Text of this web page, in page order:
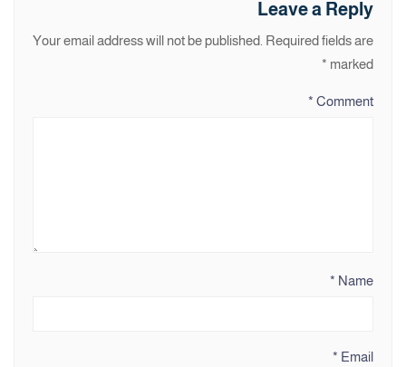
Leave a Reply
Your email address will not be published. Required fields are
marked
*
Comment
*
Name
*
Email
*